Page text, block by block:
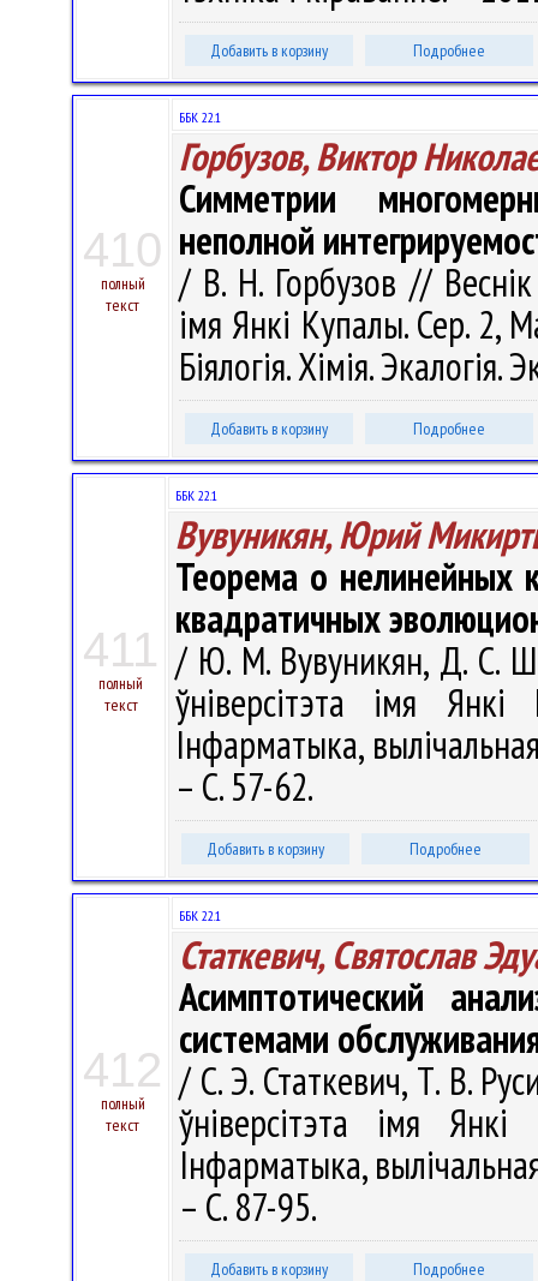
Добавить в корзину Подробнее
410
полный
текст
ББК 22.1
Горбузов, Виктор
Симметрии
неполной
/ В. Н. Горбузов // Веснік
імя Янкі Купалы. Сер. 2,
Біялогія. Хімія.
Добавить в корзину Подробнее
411
полный
текст
ББК 22.1
Вувуникян, Юрий
Теорема о нелинейных
квадратичных
/ Ю. М. Вувуникян, Д. С.
ўніверсітэта імя
Інфарматыка,
– С. 57-62.
Добавить в корзину Подробнее
412
полный
текст
ББК 22.1
Статкевич, Святослав
Асимптотический
системами
/ С. Э. Статкевич, Т. В.
ўніверсітэта імя
Інфарматыка,
– С. 87-95.
Добавить в корзину Подробнее